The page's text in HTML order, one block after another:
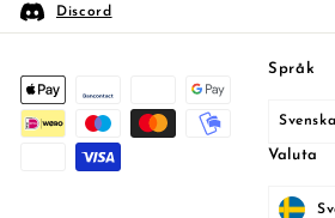
Discord
Språk
Svenska
Valuta